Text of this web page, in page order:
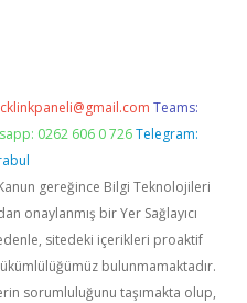
Teams:
0262 606 0 726 Telegram:
Kanun gereğince Bilgi Teknolojileri
onaylanmış bir Yer Sağlayıcı
sitedeki içerikleri proaktif
bulunmamaktadır.
sorumluluğunu taşımakta olup,